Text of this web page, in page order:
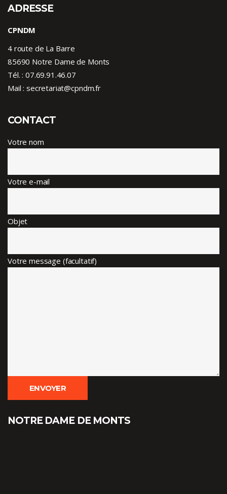
ADRESSE
CPNDM
4 route de La Barre
85690 Notre Dame de Monts
Tél. : 07.69.91.46.07
Mail : secretariat@cpndm.fr
CONTACT
Votre nom
Votre e-mail
Objet
Votre message (facultatif)
NOTRE DAME DE MONTS